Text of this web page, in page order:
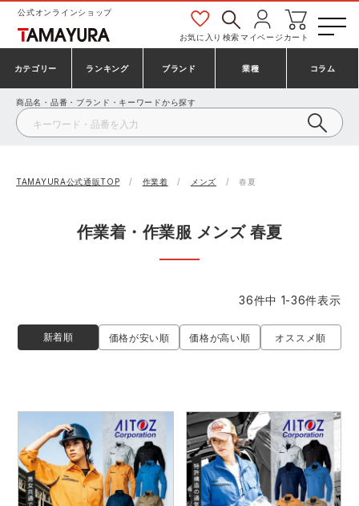
公式オンラインショップ
お気に入り 検索マイページ カート
カテゴリー
安全靴・作業靴
作業着・作業服
アウトドア・スポーツ
ワークスーツ
ランキング
安全靴ランキング
安全靴スニーカーランキング
シューズランキング
アウトドアウェアランキング
つなぎランキング
ブランド
アシックス
プーマ コンバース（CONVERSE）
バートル
桑和
山田辰 クレヒフク
業種
建設・建築作業服
製造・工場作業服
鉄鋼・機械作業服
自動車整備士作業服
コラム
商品名・品番・ブランド・キーワードから探す
TAMAYURA公式通販TOP 作業着 メンズ 春夏
作業着・作業服 メンズ 春夏
新着順 価格が安い順 価格が高い順 オススメ順
36件中 1-36件表示